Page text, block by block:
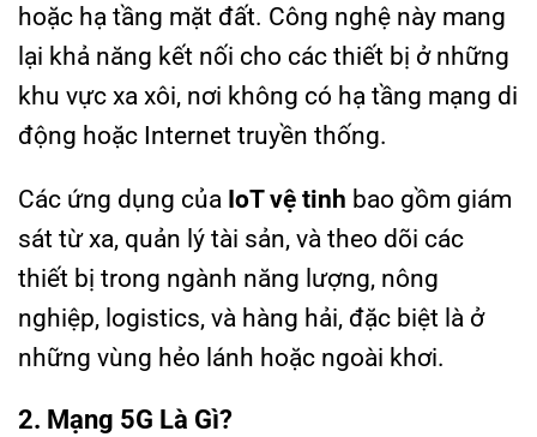
hoặc hạ tầng mặt đất. Công nghệ này mang
lại khả năng kết nối cho các thiết bị ở những
khu vực xa xôi, nơi không có hạ tầng mạng di
động hoặc Internet truyền thống.
Các ứng dụng của IoT vệ tinh bao gồm giám
sát từ xa, quản lý tài sản, và theo dõi các
thiết bị trong ngành năng lượng, nông
nghiệp, logistics, và hàng hải, đặc biệt là ở
những vùng hẻo lánh hoặc ngoài khơi.
2. Mạng 5G Là Gì?